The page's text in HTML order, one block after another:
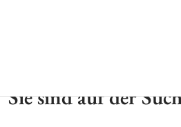
Sie sind auf der